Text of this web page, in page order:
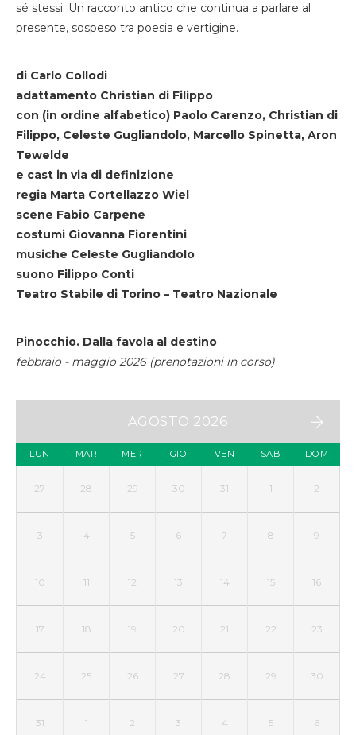
sé stessi. Un racconto antico che continua a parlare al
presente, sospeso tra poesia e vertigine.
di Carlo Collodi
adattamento Christian di Filippo
con (in ordine alfabetico) Paolo Carenzo, Christian di
Filippo, Celeste Gugliandolo, Marcello Spinetta, Aron
Tewelde
e cast in via di definizione
regia Marta Cortellazzo Wiel
scene Fabio Carpene
costumi Giovanna Fiorentini
musiche Celeste Gugliandolo
suono Filippo Conti
Teatro Stabile di Torino – Teatro Nazionale
Pinocchio. Dalla favola al destino
febbraio - maggio 2026 (prenotazioni in corso)
AGOSTO 2026
LUN MAR MER GIO VEN SAB DOM
27 28 29 30 31 1 2
3 4 5 6 7 8 9
10 11 12 13 14 15 16
17 18 19 20 21 22 23
24 25 26 27 28 29 30
31 1 2 3 4 5 6